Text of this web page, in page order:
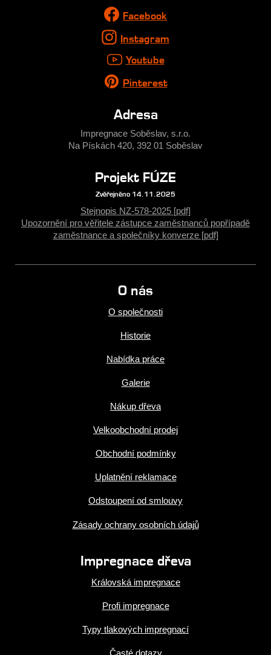
Facebook
Instagram
Youtube
Pinterest
Adresa
Impregnace Soběslav, s.r.o.
Na Pískách 420, 392 01 Soběslav
Projekt FÚZE
Zvěřejněno 14.11.2025
Stejnopis NZ-578-2025 [pdf]
Upozornění pro věřitele zástupce zaměstnanců popřípadě
zaměstnance a společníky konverze [pdf]
O nás
O společnosti
Historie
Nabídka práce
Galerie
Nákup dřeva
Velkoobchodní prodej
Obchodní podmínky
Uplatnění reklamace
Odstoupení od smlouvy
Zásady ochrany osobních údajů
Impregnace dřeva
Královská impregnace
Profi impregnace
Typy tlakových impregnací
Časté dotazy